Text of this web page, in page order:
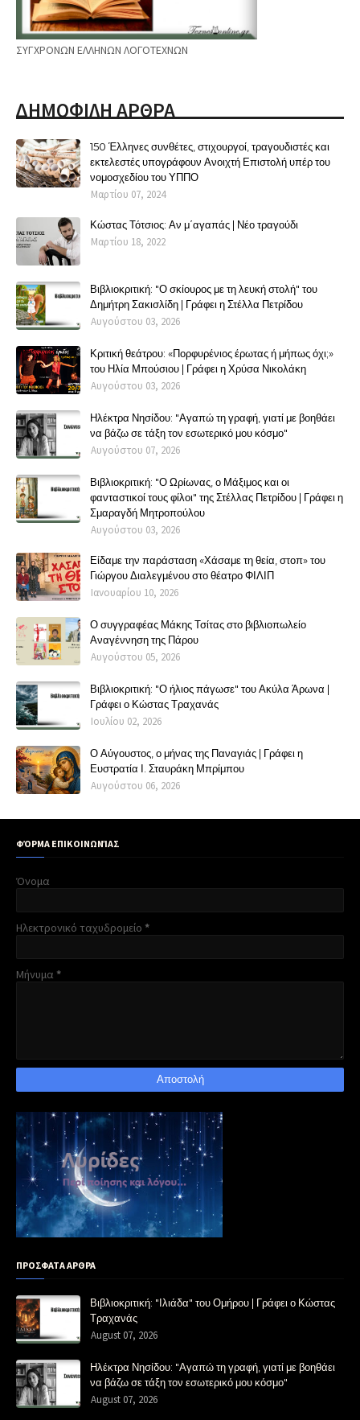
ΣΥΓΧΡΟΝΩΝ ΕΛΛΗΝΩΝ ΛΟΓΟΤΕΧΝΩΝ
ΔΗΜΟΦΙΛΗ ΑΡΘΡΑ
150 Έλληνες συνθέτες, στιχουργοί, τραγουδιστές και
εκτελεστές υπογράφουν Ανοιχτή Επιστολή υπέρ του
νομοσχεδίου του ΥΠΠΟ
Μαρτίου 07, 2024
Κώστας Τότσιος: Αν μ΄αγαπάς | Νέο τραγούδι
Μαρτίου 18, 2022
Βιβλιοκριτική: "Ο σκίουρος με τη λευκή στολή" του
Δημήτρη Σακισλίδη | Γράφει η Στέλλα Πετρίδου
Αυγούστου 03, 2026
Κριτική θεάτρου: «Πορφυρένιος έρωτας ή μήπως όχι;»
του Ηλία Μπούσιου | Γράφει η Χρύσα Νικολάκη
Αυγούστου 03, 2026
Ηλέκτρα Νησίδου: "Αγαπώ τη γραφή, γιατί με βοηθάει
να βάζω σε τάξη τον εσωτερικό μου κόσμο"
Αυγούστου 07, 2026
Βιβλιοκριτική: "Ο Ωρίωνας, ο Μάξιμος και οι
φανταστικοί τους φίλοι" της Στέλλας Πετρίδου | Γράφει η
Σμαραγδή Μητροπούλου
Αυγούστου 03, 2026
Είδαμε την παράσταση «Χάσαμε τη θεία, στοπ» του
Γιώργου Διαλεγμένου στο θέατρο ΦΙΛΙΠ
Ιανουαρίου 10, 2026
Ο συγγραφέας Μάκης Τσίτας στο βιβλιοπωλείο
Αναγέννηση της Πάρου
Αυγούστου 05, 2026
Βιβλιοκριτική: "Ο ήλιος πάγωσε" του Ακύλα Άρωνα |
Γράφει ο Κώστας Τραχανάς
Ιουλίου 02, 2026
Ο Αύγουστος, ο μήνας της Παναγιάς | Γράφει η
Ευστρατία Ι. Σταυράκη Μπρίμπου
Αυγούστου 06, 2026
ΦΌΡΜΑ ΕΠΙΚΟΙΝΩΝΊΑΣ
Όνομα
Ηλεκτρονικό ταχυδρομείο *
Μήνυμα *
ΠΡΟΣΦΑΤΑ ΑΡΘΡΑ
Βιβλιοκριτική: "Ιλιάδα" του Ομήρου | Γράφει ο Κώστας
Τραχανάς
August 07, 2026
Ηλέκτρα Νησίδου: "Αγαπώ τη γραφή, γιατί με βοηθάει
να βάζω σε τάξη τον εσωτερικό μου κόσμο"
August 07, 2026